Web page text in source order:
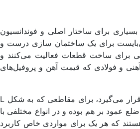
برای ساختار اصلی و فوندانسیون
برای یک ساختمان سازی درست و
برای ساخت قطعات فعالیت می‌کنند و
آهنی و فولادی که قیمت آهن و پروفیل‌های
این نوع پروفیل که برای مقاطع باز در ساختمان سازی مورد استفاده قرار می‌گیرد، برای مقاطعی که به شکل L
عمود بر هم بوده و در انواع مختلفی با
که هر یک برای مواردی خاص کاربرد